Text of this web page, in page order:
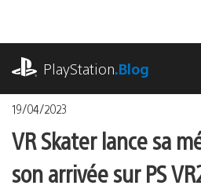
contenu
PlayStation.Blog
19/04/2023
VR Skater lance sa
son arrivée sur PS